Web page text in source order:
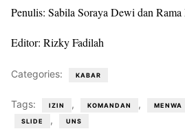
Penulis: Sabila Soraya Dewi dan
Editor: Rizky Fadilah
Categories: KABAR
Tags: IZIN , KOMANDAN , MENWA
SLIDE , UNS